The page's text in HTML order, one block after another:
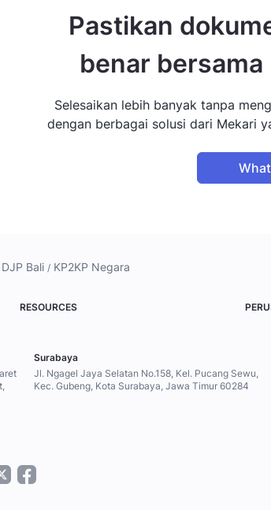
Pastikan
benar
Selesaikan lebih banyak tanpa
dengan berbagai solusi dari Mekari
Bali KP2KP Negara
RESOURCES
Surabaya
Jl. Ngagel Jaya Selatan No.158, Kel. Pucang Sewu,
Kec. Gubeng, Kota Surabaya, Jawa Timur 60284